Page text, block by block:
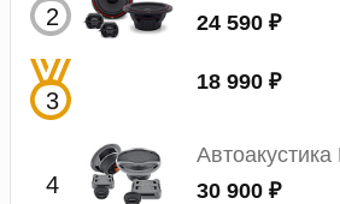
24 590 ₽
18 990 ₽
30 900 ₽